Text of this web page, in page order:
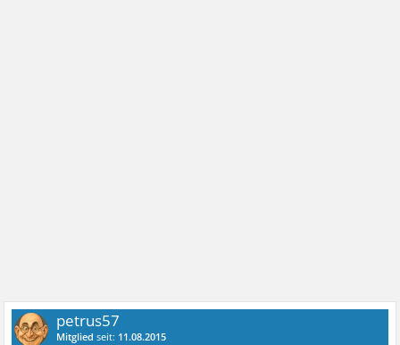
petrus57
Mitglied seit: 11.08.2015